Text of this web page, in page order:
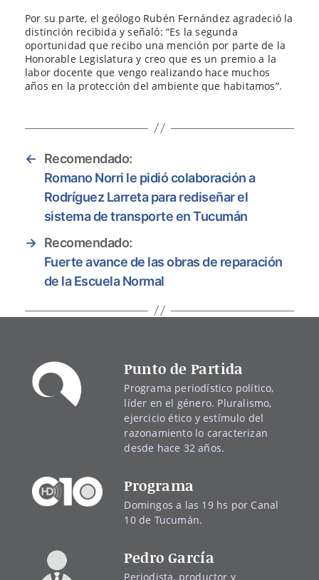
Por su parte, el geólogo Rubén Fernández agradeció la
distinción recibida y señaló: “Es la segunda
oportunidad que recibo una mención por parte de la
Honorable Legislatura y creo que es un premio a la
labor docente que vengo realizando hace muchos
años en la protección del ambiente que habitamos”.
←
Recomendado:
Romano Norri le pidió colaboración a
Rodríguez Larreta para rediseñar el
sistema de transporte en Tucumán
→ Recomendado:
Fuerte avance de las obras de reparación
de la Escuela Normal
Punto de Partida
Programa periodístico político,
líder en el género. Pluralismo,
ejercicio ético y estímulo del
razonamiento lo caracterizan
desde hace 32 años.
Programa
Domingos a las 19 hs por Canal
10 de Tucumán.
Pedro García
Periodista, productor y